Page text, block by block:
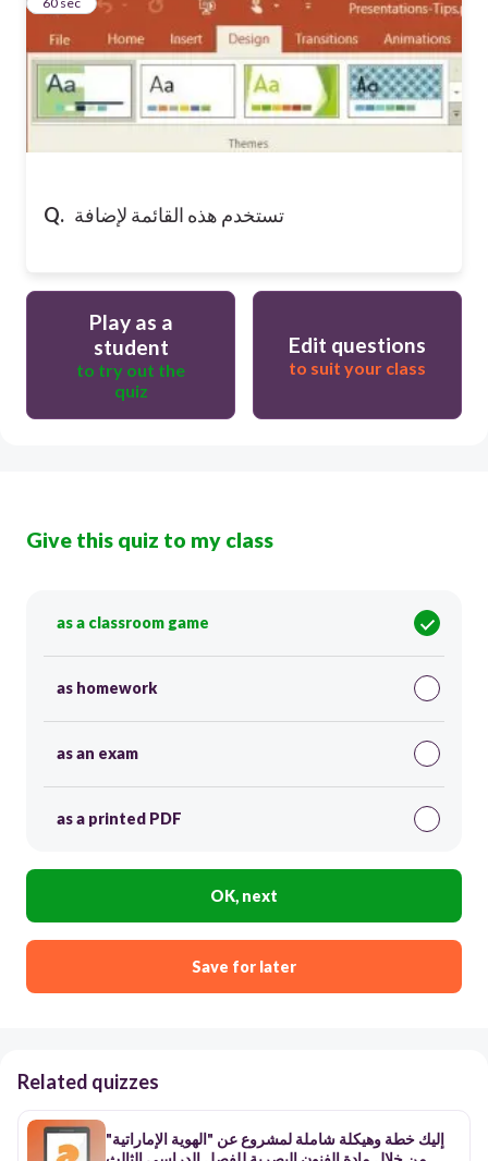
Q. تستخدم هذه القائمة لإضافة
Play as a
student
to try out the
quiz
Edit questions
to suit your class
Give this quiz to my class
as a classroom game
as homework
as an exam
as a printed PDF
OK, next
Save for later
Related quizzes
إليك خطة وهيكلة شاملة لمشروع عن "الهوية الإماراتية"